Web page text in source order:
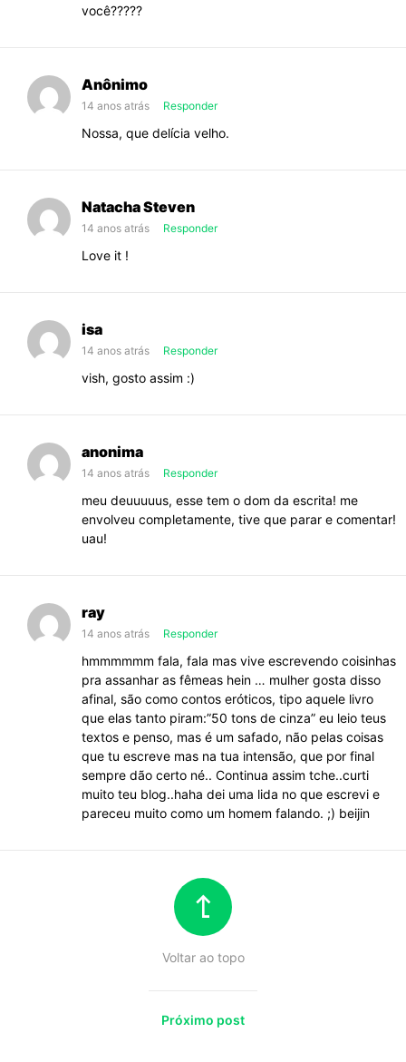
você?????
Anônimo
14 anos atrás Responder
Nossa, que delícia velho.
Natacha Steven
14 anos atrás Responder
Love it !
isa
14 anos atrás Responder
vish, gosto assim :)
anonima
14 anos atrás Responder
meu deuuuuus, esse tem o dom da escrita! me
envolveu completamente, tive que parar e comentar!
uau!
ray
14 anos atrás Responder
hmmmmmm fala, fala mas vive escrevendo coisinhas
pra assanhar as fêmeas hein … mulher gosta disso
afinal, são como contos eróticos, tipo aquele livro
que elas tanto piram:”50 tons de cinza” eu leio teus
textos e penso, mas é um safado, não pelas coisas
que tu escreve mas na tua intensão, que por final
sempre dão certo né.. Continua assim tche..curti
muito teu blog..haha dei uma lida no que escrevi e
pareceu muito como um homem falando. ;) beijin
Voltar ao topo
Próximo post